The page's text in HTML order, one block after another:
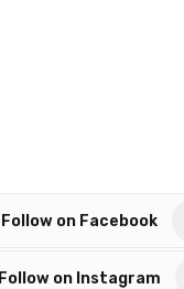
Follow on Facebook
Follow on Instagram